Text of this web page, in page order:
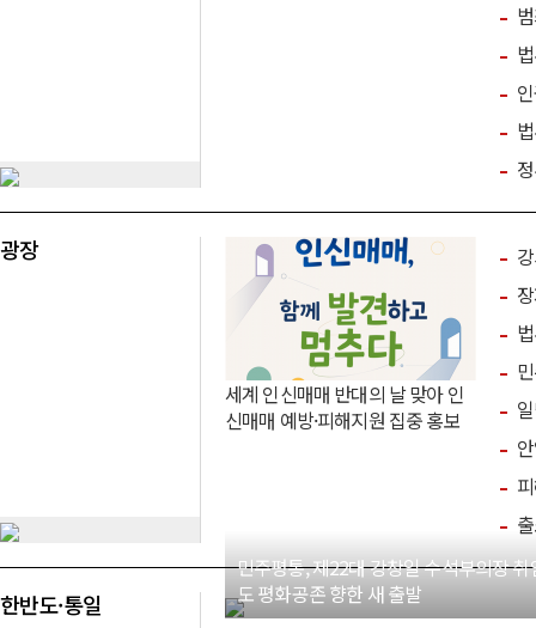
법
광장
세계 인신매매 반대의 날 맞아 인
신매매 예방·피해지원 집중 홍보
한반도·통일
민주평통, 제22대 강창일 수석부의장 취
도 평화공존 향한 새 출발